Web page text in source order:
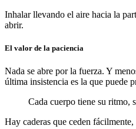
Inhalar llevando el aire hacia la
abrir.
El valor de la paciencia
Nada se abre por la fuerza. Y
última insistencia es la que puede
Cada cuerpo tiene su ritmo,
Hay caderas que ceden